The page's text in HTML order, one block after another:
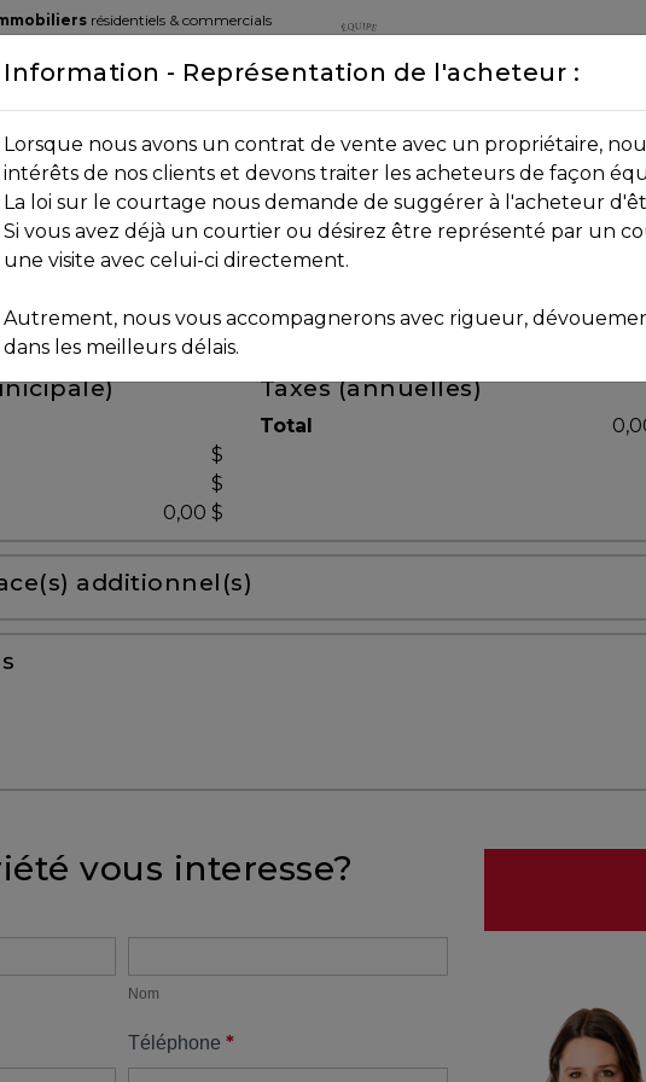
résidentiels & commercials
la place d’affaire
Sainte-Adèle, Québec J8B 2P7 DEPUIS 2013
$
$
0,00 $
Taxes (annuelles)
Total
additionnel(s)
vous interesse?
Nom
Téléphone*
Information - Représentation de l'acheteur :
Lorsque nous avons un contrat de vente avec un propriétaire,
intérêts de nos clients et devons traiter les acheteurs de façon
La loi sur le courtage nous demande de suggérer à l'acheteur
Si vous avez déjà un courtier ou désirez être représenté par un
une visite avec celui-ci directement.
Autrement, nous vous accompagnerons avec rigueur,
dans les meilleurs délais.